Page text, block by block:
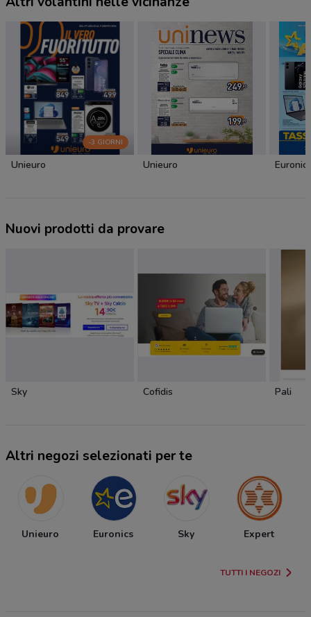
-3 GIORNI
Unieuro Unieuro
Nuovi prodotti da provare
Sky Cofidis Pali
Altri negozi selezionati per te
Unieuro Euronics Sky Expert
TUTTI I NEGOZI